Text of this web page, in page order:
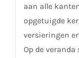
aan alle
opgetuigde
versieringen
Op de